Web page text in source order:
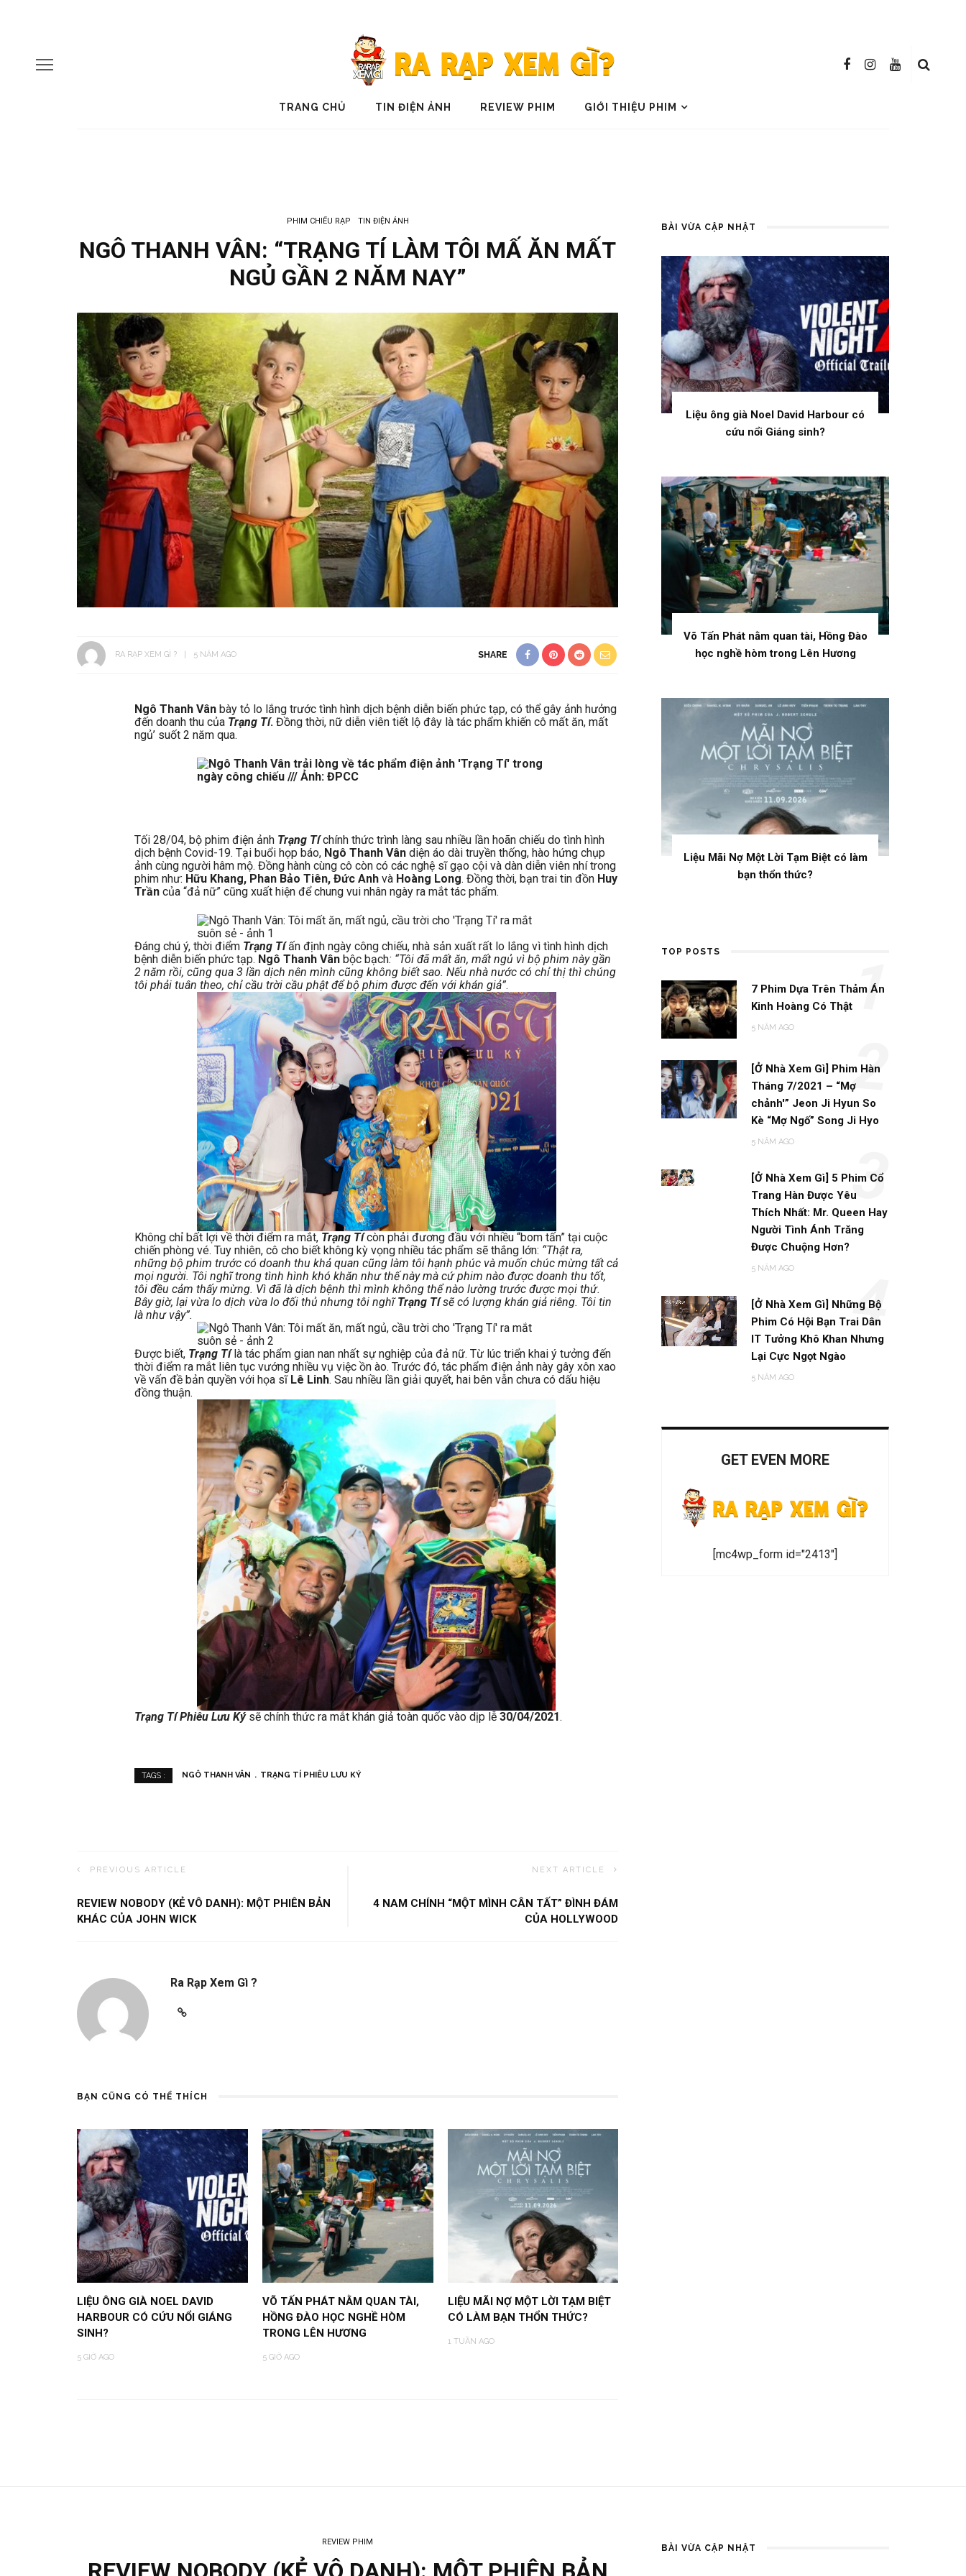
TRANG CHỦ TIN ĐIỆN ẢNH REVIEW PHIM GIỚI THIỆU PHIM
PHIM CHIẾU RẠP TIN ĐIỆN ẢNH
NGÔ THANH VÂN: “TRẠNG TÍ LÀM TÔI MẤ ĂN MẤT
NGỦ GẦN 2 NĂM NAY”
RA RẠP XEM GÌ ? 5 NĂM AGO SHARE
Ngô Thanh Vân bày tỏ lo lắng trước tình hình dịch bệnh diễn biến phức tạp, có thể gây ảnh hưởng
đến doanh thu của Trạng Tí. Đồng thời, nữ diễn viên tiết lộ đây là tác phẩm khiến cô mất ăn, mất
ngủ’ suốt 2 năm qua.
Tối 28/04, bộ phim điện ảnh Trạng Tíchính thức trình làng sau nhiều lần hoãn chiếu do tình hình
dịch bệnh Covid-19. Tại buổi họp báo, Ngô Thanh Vân diện áo dài truyền thống, hào hứng chụp
ảnh cùng người hâm mộ. Đồng hành cùng cô còn có các nghệ sĩ gạo cội và dàn diễn viên nhí trong
phim như: Hữu Khang, Phan Bảo Tiên, Đức Anh và Hoàng Long. Đồng thời, bạn trai tin đồn Huy
Trần của “đả nữ” cũng xuất hiện để chung vui nhân ngày ra mắt tác phẩm.
Đáng chú ý, thời điểm Trạng Tíấn định ngày công chiếu, nhà sản xuất rất lo lắng vì tình hình dịch
bệnh diễn biến phức tạp. Ngô Thanh Vân bộc bạch: “Tôi đã mất ăn, mất ngủ vì bộ phim này gần
2 năm rồi, cũng qua 3 lần dịch nên mình cũng không biết sao. Nếu nhà nước có chỉ thị thì chúng
tôi phải tuân theo, chỉ cầu trời cầu phật để bộ phim được đến với khán giả”.
Không chỉ bất lợi về thời điểm ra mắt, Trạng Tícòn phải đương đầu với nhiều “bom tấn” tại cuộc
chiến phòng vé. Tuy nhiên, cô cho biết không kỳ vọng nhiều tác phẩm sẽ thắng lớn: “Thật ra,
những bộ phim trước có doanh thu khả quan cũng làm tôi hạnh phúc và muốn chúc mừng tất cả
mọi người. Tôi nghĩ trong tình hình khó khăn như thế này mà cứ phim nào được doanh thu tốt,
tôi đều cảm thấy mừng. Vì đã là dịch bệnh thì mình không thể nào lường trước được mọi thứ.
Bây giờ, lại vừa lo dịch vừa lo đối thủ nhưng tôi nghĩTrạng Tísẽ có lượng khán giả riêng. Tôi tin
là như vậy”.
Được biết, Trạng Tílà tác phẩm gian nan nhất sự nghiệp của đả nữ. Từ lúc triển khai ý tưởng đến
thời điểm ra mắt liên tục vướng nhiều vụ việc ồn ào. Trước đó, tác phẩm điện ảnh này gây xôn xao
về vấn đề bản quyền với họa sĩ Lê Linh. Sau nhiều lần giải quyết, hai bên vẫn chưa có dấu hiệu
đồng thuận.
Trạng Tí Phiêu Lưu Kýsẽ chính thức ra mắt khán giả toàn quốc vào dịp lễ 30/04/2021.
TAGS : NGÔ THANH VÂN TRẠNG TÍ PHIÊU LƯU KÝ
PREVIOUS ARTICLE
REVIEW NOBODY (KẺ VÔ DANH): MỘT PHIÊN BẢN
KHÁC CỦA JOHN WICK
NEXT ARTICLE
4 NAM CHÍNH “MỘT MÌNH CÂN TẤT” ĐÌNH ĐÁM
CỦA HOLLYWOOD
Ra Rạp Xem Gì ?
BẠN CŨNG CÓ THỂ THÍCH
LIỆU ÔNG GIÀ NOEL DAVID
HARBOUR CÓ CỨU NỔI GIÁNG
SINH?
5 GIỜ AGO
VÕ TẤN PHÁT NẰM QUAN TÀI,
HỒNG ĐÀO HỌC NGHỀ HÒM
TRONG LÊN HƯƠNG
5 GIỜ AGO
LIỆU MÃI NỢ MỘT LỜI TẠM BIỆT
CÓ LÀM BẠN THỔN THỨC?
1 TUẦN AGO
BÀI VỪA CẬP NHẬT
Liệu ông già Noel David Harbour có
cứu nổi Giáng sinh?
Võ Tấn Phát nằm quan tài, Hồng Đào
học nghề hòm trong Lên Hương
Liệu Mãi Nợ Một Lời Tạm Biệt có làm
bạn thổn thức?
TOP POSTS
7 Phim Dựa Trên Thảm Án
Kinh Hoàng Có Thật
5 NĂM AGO
1
[Ở Nhà Xem Gì] Phim Hàn
Tháng 7/2021 – “Mợ
chảnh'” Jeon Ji Hyun So
Kè “Mợ Ngố” Song Ji Hyo
5 NĂM AGO
2
[Ở Nhà Xem Gì] 5 Phim Cổ
Trang Hàn Được Yêu
Thích Nhất: Mr. Queen Hay
Người Tình Ánh Trăng
Được Chuộng Hơn?
5 NĂM AGO
3
[Ở Nhà Xem Gì] Những Bộ
Phim Có Hội Bạn Trai Dân
IT Tưởng Khô Khan Nhưng
Lại Cực Ngọt Ngào
5 NĂM AGO
4
GET EVEN MORE
[mc4wp_form id="2413"]
REVIEW PHIM
BÀI VỪA CẬP NHẬT